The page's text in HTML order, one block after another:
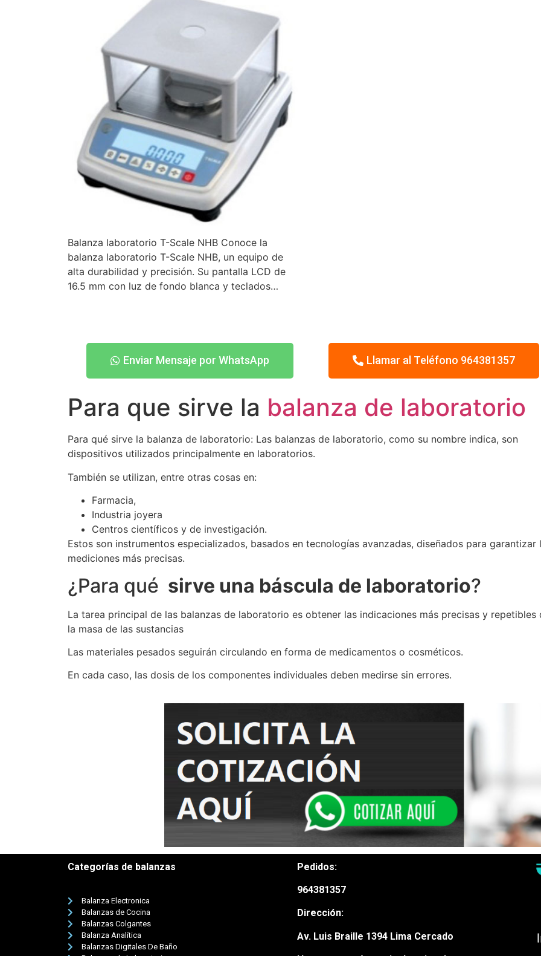
Balanza laboratorio T-Scale NHB Conoce la
balanza laboratorio T-Scale NHB, un equipo de
alta durabilidad y precisión. Su pantalla LCD de
16.5 mm con luz de fondo blanca y teclados…
Enviar Mensaje por WhatsApp Llamar al Teléfono 964381357
Para que sirve la balanza de laboratorio
Para qué sirve la balanza de laboratorio: Las balanzas de laboratorio, como su nombre indica, son
dispositivos utilizados principalmente en laboratorios.
También se utilizan, entre otras cosas en:
Farmacia,
Industria joyera
Centros científicos y de investigación.
Estos son instrumentos especializados, basados ​​en tecnologías avanzadas, diseñados para garantizar
mediciones más precisas.
¿Para qué sirve una báscula de laboratorio?
La tarea principal de las balanzas de laboratorio es obtener las indicaciones más precisas y repetibles
la masa de las sustancias
Las materiales pesados seguirán circulando en forma de medicamentos o cosméticos.
En cada caso, las dosis de los componentes individuales deben medirse sin errores.
Categorías de balanzas
Balanza Electronica
Balanzas de Cocina
Balanzas Colgantes
Balanza Analítica
Balanzas Digitales De Baño
Pedidos:
964381357
Dirección:
Av. Luis Braille 1394 Lima Cercado